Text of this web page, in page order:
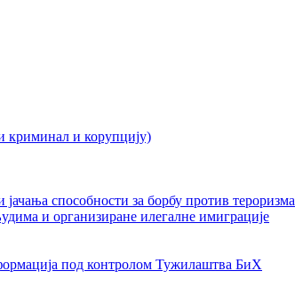
криминал и корупцију)
способности за борбу против тероризма
и организиране илегалне имиграције
под контролом Тужилаштва БиХ